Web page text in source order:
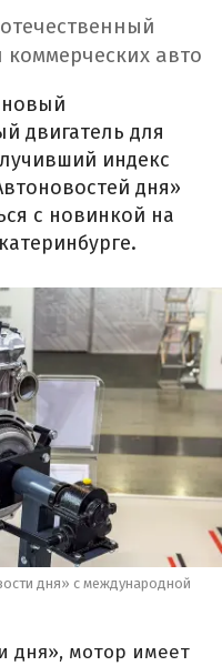
коммерческих авто
двигатель для
индекс
дня»
с новинкой на
дня» с международной
дня», мотор имеет